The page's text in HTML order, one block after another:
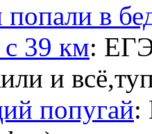
в
39 км:
и
попугай: